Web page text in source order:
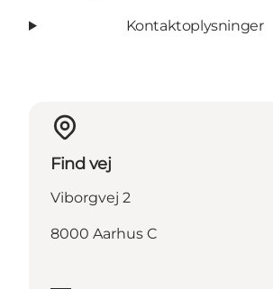
Kontaktoplysninger
Find vej
Viborgvej 2
8000 Aarhus C